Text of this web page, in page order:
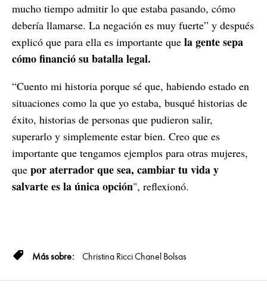
mucho tiempo admitir lo que estaba pasando, cómo
debería llamarse. La negación es muy fuerte” y después
explicó que para ella es importante que la gente sepa
cómo financió su batalla legal.
“Cuento mi historia porque sé que, habiendo estado en
situaciones como la que yo estaba, busqué historias de
éxito, historias de personas que pudieron salir,
superarlo y simplemente estar bien. Creo que es
importante que tengamos ejemplos para otras mujeres,
que por aterrador que sea, cambiar tu vida y
salvarte es la única opción", reflexionó.
Christina RicciChanel Bolsas